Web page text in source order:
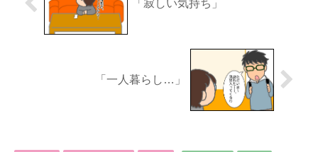
「寂しい気持ち」
「一人暮らし…」